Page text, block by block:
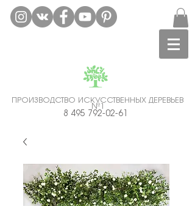
ПРОИЗВОДСТВО ИСКУССТВЕННЫХ ДЕРЕВЬЕВ
№1
Аренда искусственных деревьев Москва.
8 495 792-02-61